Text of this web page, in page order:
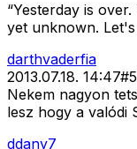
“Yesterday is
yet unknown. Let's
darthvaderfia
2013.07.18. 14:47#
Nekem nagyon
lesz hogy a valódi
ddany7